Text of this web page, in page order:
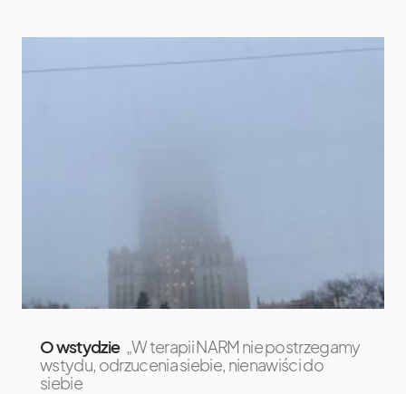
O wstydzie „W terapii NARM nie postrzegamy
wstydu, odrzucenia siebie, nienawiści do
siebie